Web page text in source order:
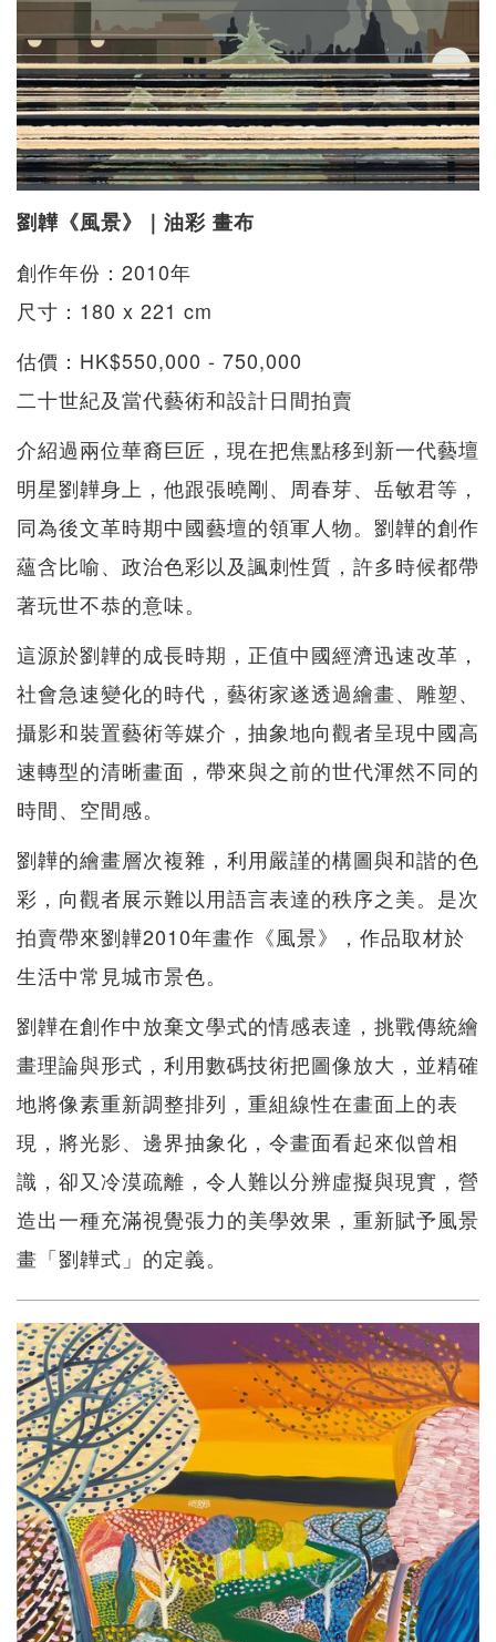
劉韡《風景》｜油彩 畫布
創作年份：2010年
尺寸：180 x 221 cm
估價：HK$550,000 - 750,000
二十世紀及當代藝術和設計日間拍賣
介紹過兩位華裔巨匠，現在把焦點移到新一代藝壇
明星劉韡身上，他跟張曉剛、周春芽、岳敏君等，
同為後文革時期中國藝壇的領軍人物。劉韡的創作
蘊含比喻、政治色彩以及諷刺性質，許多時候都帶
著玩世不恭的意味。
這源於劉韡的成長時期，正值中國經濟迅速改革，
社會急速變化的時代，藝術家遂透過繪畫、雕塑、
攝影和裝置藝術等媒介，抽象地向觀者呈現中國高
速轉型的清晰畫面，帶來與之前的世代渾然不同的
時間、空間感。
劉韡的繪畫層次複雜，利用嚴謹的構圖與和諧的色
彩，向觀者展示難以用語言表達的秩序之美。是次
拍賣帶來劉韡2010年畫作《風景》，作品取材於
生活中常見城市景色。
劉韡在創作中放棄文學式的情感表達，挑戰傳統繪
畫理論與形式，利用數碼技術把圖像放大，並精確
地將像素重新調整排列，重組線性在畫面上的表
現，將光影、邊界抽象化，令畫面看起來似曾相
識，卻又冷漠疏離，令人難以分辨虛擬與現實，營
造出一種充滿視覺張力的美學效果，重新賦予風景
畫「劉韡式」的定義。